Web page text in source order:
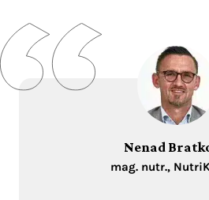
Nenad
mag. nutr.,